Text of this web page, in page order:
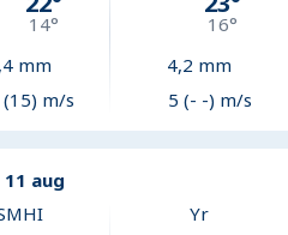
14°
mm
m/s
16°
4,2 mm
5 (- -) m/s
11 aug
Yr